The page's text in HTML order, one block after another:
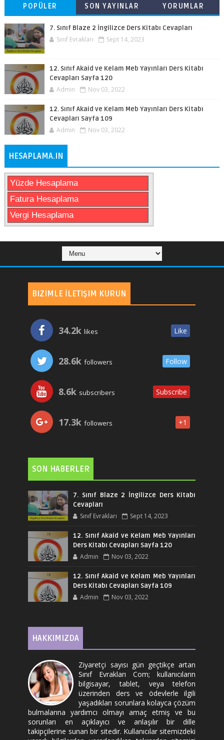
POPÜLER SON YAYINLAR YORUMLAR
7. Sınıf Blaze 2 İngilizce Ders Kitabı Cevapları
Sınıf Evrakları Sept 14, 2023
12. Sınıf Akaid ve Kelam Meb Yayınları Ders Kitabı
Cevapları Sayfa 120
Admin Nov 03, 2022
12. Sınıf Akaid ve Kelam Meb Yayınları Ders Kitabı
Cevapları Sayfa 109
Admin Nov 03, 2022
HESAPLAMA.IN
Yüzde Hesaplama
Fatura Hesaplama
Vergi Hesaplama
BIZIMLE İLETIŞIM KURUN
34.2k likes Like
28.6k followers Follow
8.6k subscribers Subscribe
17.3k followers +1
SON HABERLER
7. Sınıf Blaze 2 İngilizce Ders Kitabı
Cevapları
Sınıf Evrakları Sept 14, 2023
12. Sınıf Akaid ve Kelam Meb Yayınları
Ders Kitabı Cevapları Sayfa 120
Admin Nov 03, 2022
12. Sınıf Akaid ve Kelam Meb Yayınları
Ders Kitabı Cevapları Sayfa 109
Admin Nov 03, 2022
HAKKIMIZDA
Ziyaretçi sayısı gün geçtikçe artan
Sınıf Evrakları Com; kullanıcıların
bilgisayar, tablet, veya telefon
üzerinden ders ve ödevlerle ilgili
yaşadıkları sorunlara kolayca çözüm
bulmalarına yardımcı olmayı amaç etmiş ve bu
sorunları en açıklayıcı ve anlaşılır bir dille
takipçilerine sunan bir sitedir. Kullanıcılar sitemizdeki